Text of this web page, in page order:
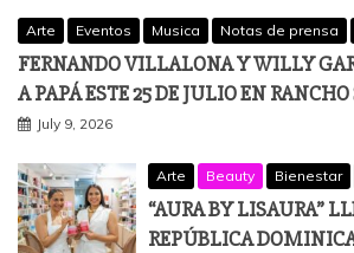
Arte Eventos Musica Notas de prensa
FERNANDO VILLALONA Y WILLY
A PAPÁ ESTE 25 DE JULIO EN
July 9, 2026
Arte Beauty Bienestar
“AURA BY LISAURA”
REPÚBLICA